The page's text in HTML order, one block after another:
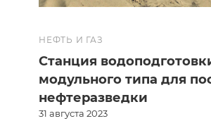
НЕФТЬ И ГАЗ
31 августа 2023
Станция
модульного типа для
нефтеразведки